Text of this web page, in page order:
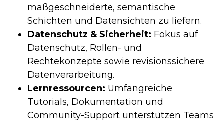
maßgeschneiderte, semantische
Schichten und Datensichten zu liefern.
Datenschutz & Sicherheit: Fokus auf
Datenschutz, Rollen- und
Rechtekonzepte sowie revisionssichere
Datenverarbeitung.
Lernressourcen: Umfangreiche
Tutorials, Dokumentation und
Community-Support unterstützen Teams